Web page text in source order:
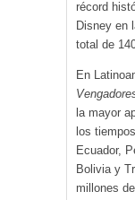
récord
Disney en
total de
En
la mayor
los
Ecuador,
Bolivia y
millones